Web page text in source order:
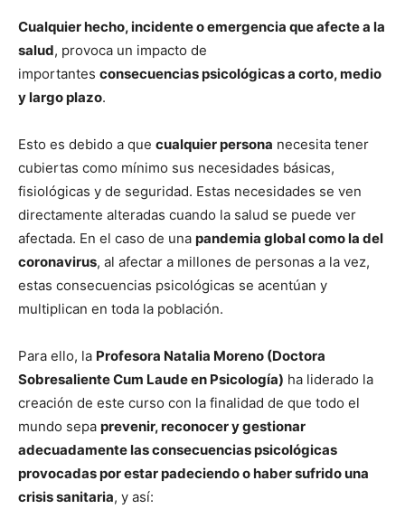
Cualquier hecho, incidente o emergencia que afecte a la
salud, provoca un impacto de
importantes consecuencias psicológicas a corto, medio
y largo plazo.
Esto es debido a que cualquier persona necesita tener
cubiertas como mínimo sus necesidades básicas,
fisiológicas y de seguridad. Estas necesidades se ven
directamente alteradas cuando la salud se puede ver
afectada. En el caso de una pandemia global como la del
coronavirus, al afectar a millones de personas a la vez,
estas consecuencias psicológicas se acentúan y
multiplican en toda la población.
Para ello, la Profesora Natalia Moreno (Doctora
Sobresaliente Cum Laude en Psicología) ha liderado la
creación de este curso con la finalidad de que todo el
mundo sepa prevenir, reconocer y gestionar
adecuadamente las consecuencias psicológicas
provocadas por estar padeciendo o haber sufrido una
crisis sanitaria, y así: